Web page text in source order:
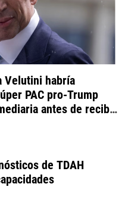
Velutini habría
PAC pro-Trump
antes de recibir
de TDAH